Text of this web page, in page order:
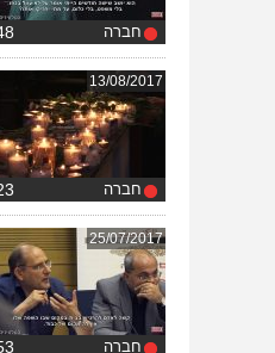
חברה
13/08/2017
חברה
25/07/2017
חברה